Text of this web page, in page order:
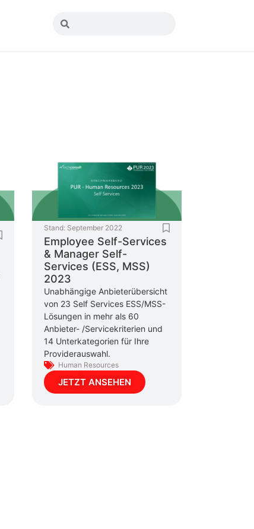
Stand: September 2022
Employee Self-Services
& Manager Self-
Services (ESS, MSS)
2023
Unabhängige Anbieterübersicht
von 23 Self Services ESS/MSS-
Lösungen in mehr als 60
Anbieter- /Servicekriterien und
14 Unterkategorien für Ihre
Providerauswahl.
Human Resources
JETZT ANSEHEN